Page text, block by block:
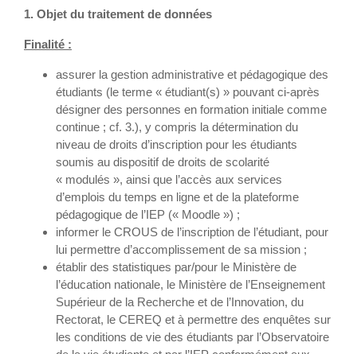
1. Objet du traitement de données
Finalité :
assurer la gestion administrative et pédagogique des
étudiants (le terme « étudiant(s) » pouvant ci-après
désigner des personnes en formation initiale comme
continue ; cf. 3.), y compris la détermination du
niveau de droits d’inscription pour les étudiants
soumis au dispositif de droits de scolarité
« modulés », ainsi que l’accès aux services
d’emplois du temps en ligne et de la plateforme
pédagogique de l’IEP (« Moodle ») ;
informer le CROUS de l’inscription de l’étudiant, pour
lui permettre d’accomplissement de sa mission ;
établir des statistiques par/pour le Ministère de
l’éducation nationale, le Ministère de l’Enseignement
Supérieur de la Recherche et de l’Innovation, du
Rectorat, le CEREQ et à permettre des enquêtes sur
les conditions de vie des étudiants par l’Observatoire